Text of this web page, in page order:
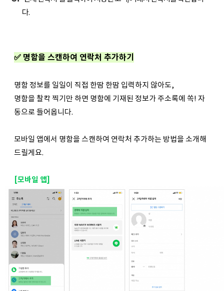
다.
✅ 명함을 스캔하여 연락처 추가하기
명함 정보를 일일이 직접 한땀 한땀 입력하지 않아도,
명함을 찰칵 찍기만 하면 명함에 기재된 정보가 주소록에 쏙! 자
동으로 들어옵니다.
모바일 앱에서 명함을 스캔하여 연락처 추가하는 방법을 소개해
드릴게요.
[모바일 앱]